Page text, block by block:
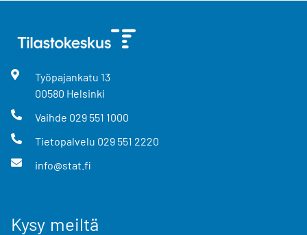
Työpajankatu 13
00580 Helsinki
Vaihde 029 551 1000
Tietopalvelu 029 551 2220
info@stat.fi
Kysy meiltä